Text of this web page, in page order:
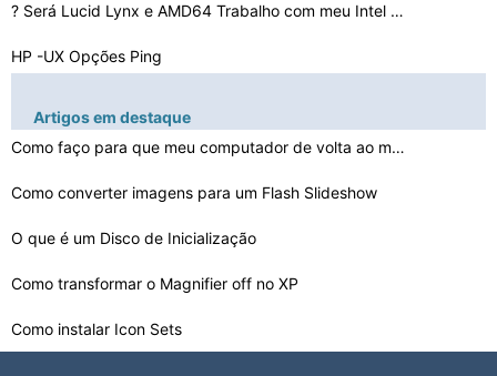
? Será Lucid Lynx e AMD64 Trabalho com meu Intel Chip
HP -UX Opções Ping
Como remover Bastille Firewall
Como alterar um fuso horário do ColdFusion no Linux
A ferramenta CentOS configurar uma rede
Artigos em destaque
Como faço para que meu computador de volta ao modo Nor…
Como converter imagens para um Flash Slideshow
O que é um Disco de Inicialização
Como transformar o Magnifier off no XP
Como instalar Icon Sets